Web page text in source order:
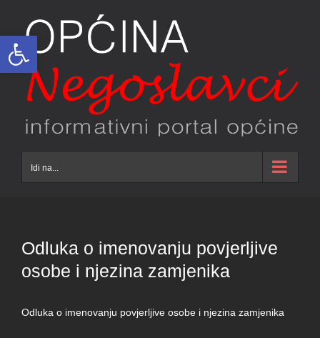
Open toolbar
content
Idi na...
Odluka o imenovanju povjerljive
osobe i njezina zamjenika
Odluka o imenovanju povjerljive osobe i njezina zamjenika